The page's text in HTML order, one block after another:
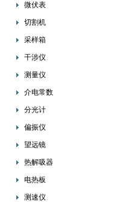
微伏表
切割机
采样箱
干涉仪
测量仪
介电常数
分光计
偏振仪
望远镜
热解吸器
电热板
测速仪